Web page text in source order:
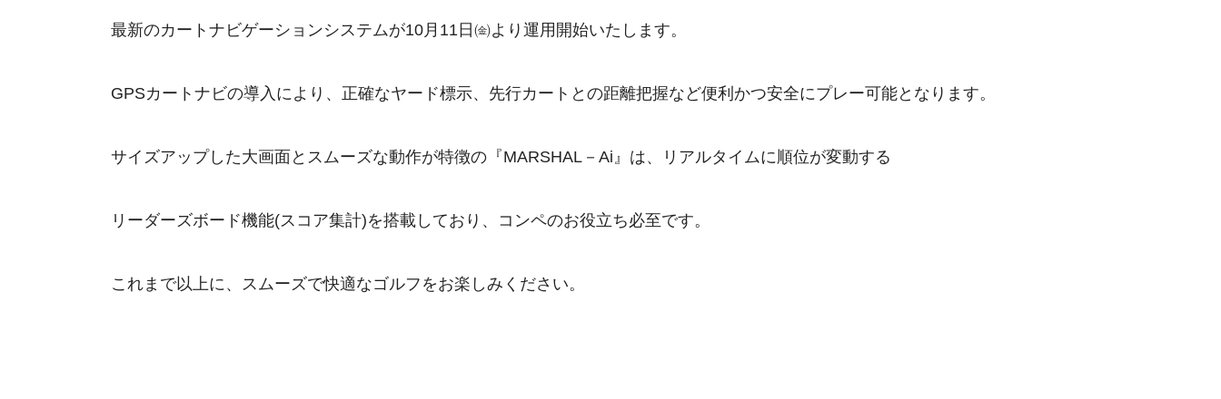
最新のカートナビゲーションシステムが10月11日㈮より運用開始いたします。
GPSカートナビの導入により、正確なヤード標示、先行カートとの距離把握など便利かつ安全にプレー可能となります。
サイズアップした大画面とスムーズな動作が特徴の『MARSHAL－Ai』は、リアルタイムに順位が変動する
リーダーズボード機能(スコア集計)を搭載しており、コンペのお役立ち必至です。
これまで以上に、スムーズで快適なゴルフをお楽しみください。